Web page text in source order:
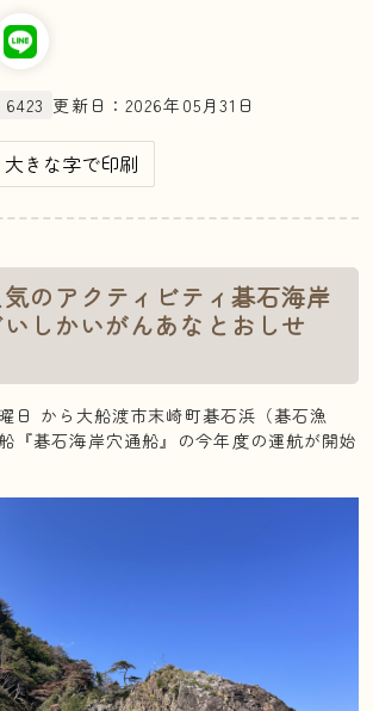
更新日：2026年05月31日
大きな字で印刷
のアクティビティ碁石海岸
しかいがんあなとおしせ
日 から大船渡市末崎町碁石浜（碁石漁
『碁石海岸穴通船』の今年度の運航が開始